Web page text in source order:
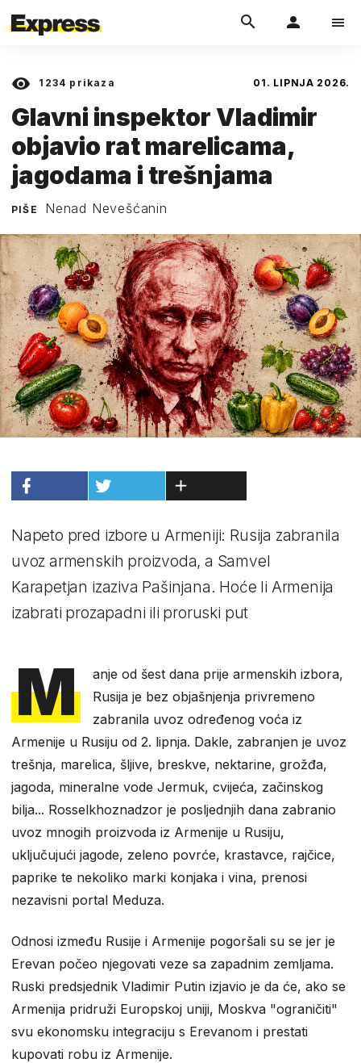
1234 prikaza 01. LIPNJA 2026.
Glavni inspektor Vladimir
objavio rat marelicama,
jagodama i trešnjama
PIŠE Nenad Nevešćanin
Napeto pred izbore u Armeniji: Rusija zabranila
uvoz armenskih proizvoda, a Samvel
Karapetjan izaziva Pašinjana. Hoće li Armenija
izabrati prozapadni ili proruski put
M
anje od šest dana prije armenskih izbora,
Rusija je bez objašnjenja privremeno
zabranila uvoz određenog voća iz
Armenije u Rusiju od 2. lipnja. Dakle, zabranjen je uvoz
trešnja, marelica, šljive, breskve, nektarine, grožđa,
jagoda, mineralne vode Jermuk, cvijeća, začinskog
bilja... Rosselkhoznadzor je posljednjih dana zabranio
uvoz mnogih proizvoda iz Armenije u Rusiju,
uključujući jagode, zeleno povrće, krastavce, rajčice,
paprike te nekoliko marki konjaka i vina, prenosi
nezavisni portal Meduza.
Odnosi između Rusije i Armenije pogoršali su se jer je
Erevan počeo njegovati veze sa zapadnim zemljama.
Ruski predsjednik Vladimir Putin izjavio je da će, ako se
Armenija pridruži Europskoj uniji, Moskva "ograničiti"
svu ekonomsku integraciju s Erevanom i prestati
kupovati robu iz Armenije.